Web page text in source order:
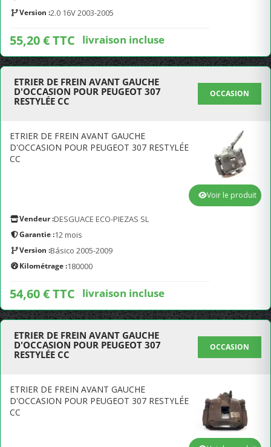
Version :2.0 16V 2003-2005
55,20 € TTC livraison incluse
ETRIER DE FREIN AVANT GAUCHE
D'OCCASION POUR PEUGEOT 307
RESTYLÉE CC
OCCASION
ETRIER DE FREIN AVANT GAUCHE
D'OCCASION POUR PEUGEOT 307 RESTYLÉE
CC
Vendeur :DESGUACE ECO-PIEZAS SL
Garantie :12 mois
Version :Básico 2005-2009
Kilométrage :180000
54,60 € TTC livraison incluse
Voir le produit
ETRIER DE FREIN AVANT GAUCHE
D'OCCASION POUR PEUGEOT 307
RESTYLÉE CC
OCCASION
ETRIER DE FREIN AVANT GAUCHE
D'OCCASION POUR PEUGEOT 307 RESTYLÉE
CC